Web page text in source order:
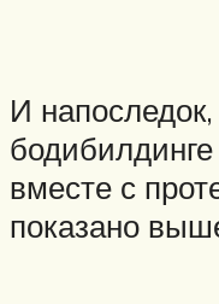
И
вместе с
показано